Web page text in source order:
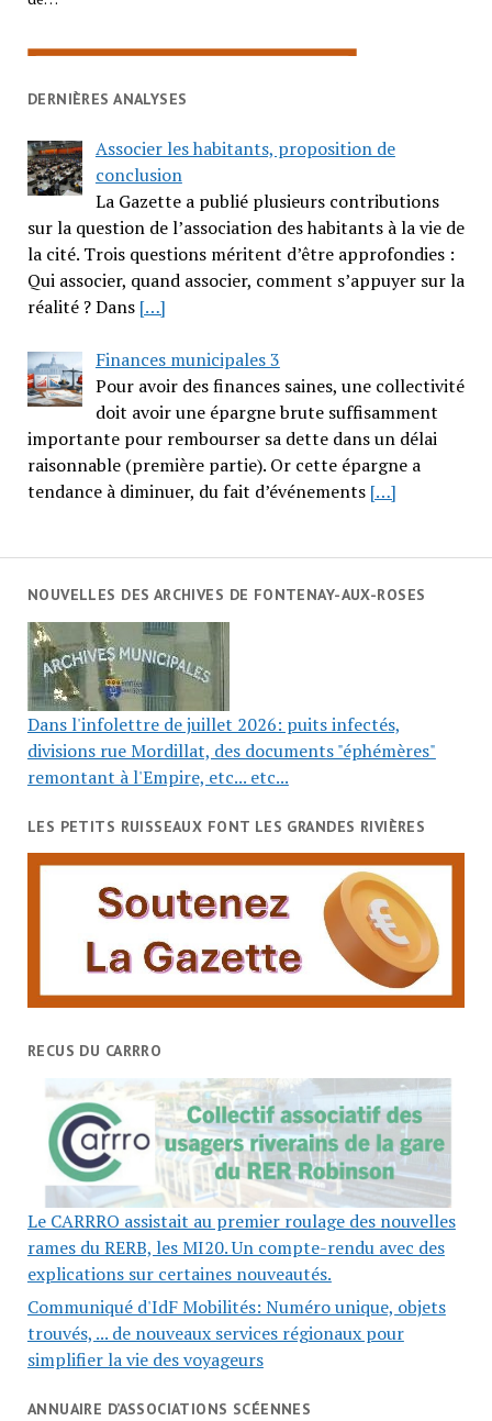
DERNIÈRES ANALYSES
Associer les habitants, proposition de
conclusion
La Gazette a publié plusieurs contributions
sur la question de l’association des habitants à la vie de
la cité. Trois questions méritent d’être approfondies :
Qui associer, quand associer, comment s’appuyer sur la
réalité ? Dans […]
Finances municipales 3
Pour avoir des finances saines, une collectivité
doit avoir une épargne brute suffisamment
importante pour rembourser sa dette dans un délai
raisonnable (première partie). Or cette épargne a
tendance à diminuer, du fait d’événements […]
NOUVELLES DES ARCHIVES DE FONTENAY-AUX-ROSES
Dans l'infolettre de juillet 2026: puits infectés,
divisions rue Mordillat, des documents "éphémères"
remontant à l'Empire, etc... etc...
LES PETITS RUISSEAUX FONT LES GRANDES RIVIÈRES
RECUS DU CARRRO
Le CARRRO assistait au premier roulage des nouvelles
rames du RERB, les MI20. Un compte-rendu avec des
explications sur certaines nouveautés.
Communiqué d'IdF Mobilités: Numéro unique, objets
trouvés, ... de nouveaux services régionaux pour
simplifier la vie des voyageurs
ANNUAIRE D’ASSOCIATIONS SCÉENNES